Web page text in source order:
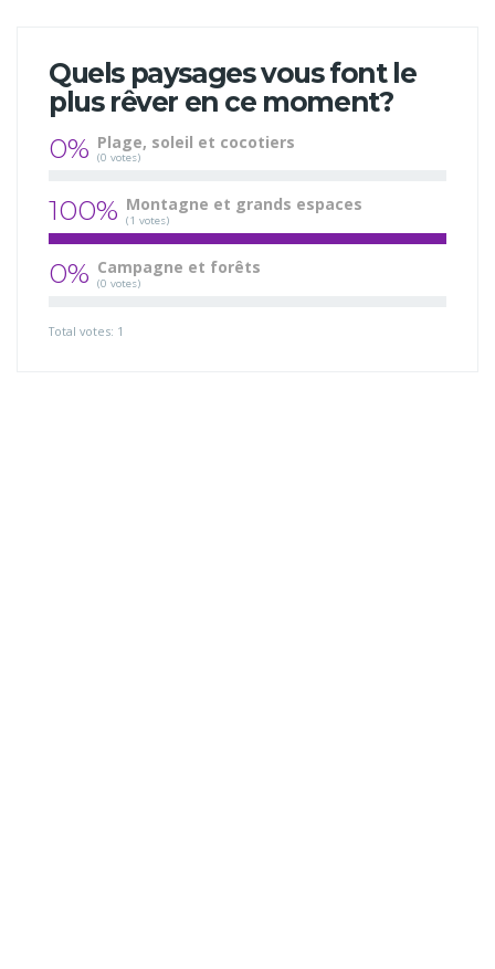
Quels paysages vous font le
plus rêver en ce moment?
0% Plage, soleil et cocotiers
(0 votes)
100% Montagne et grands espaces
(1 votes)
0% Campagne et forêts
(0 votes)
Total votes: 1